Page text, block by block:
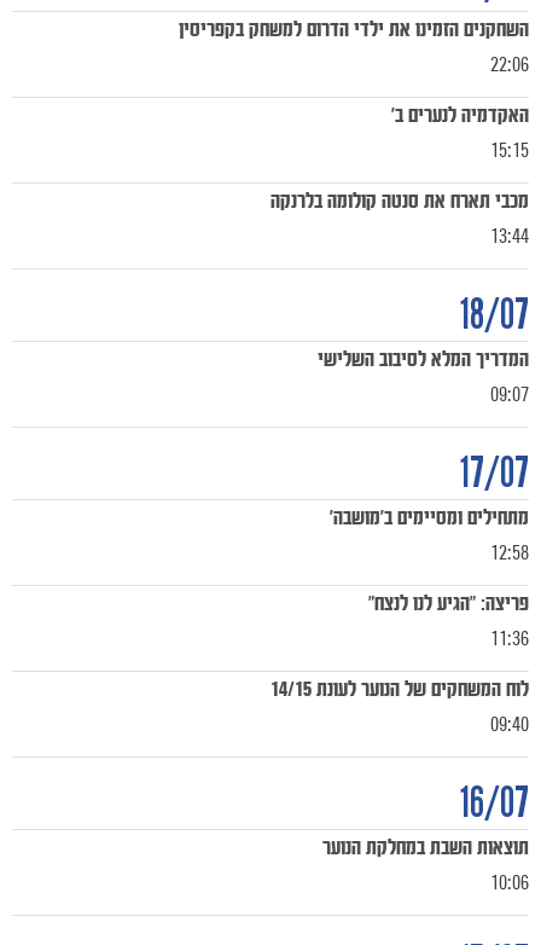
משחקים
ותוצאות
22:06
השחקנים הזמינו את ילדי הדרום למשחק בקפריסין
15:15
האקדמיה לנערים ב'
13:44
מכבי תארח את סנטה קולומה בלרנקה
18/07
09:07
המדריך המלא לסיבוב השלישי
17/07
12:58
מתחילים ומסיימים ב'מושבה'
11:36
פריצה: "הגיע לנו לנצח"
09:40
לוח המשחקים של הנוער לעונת 14/15
16/07
10:06
תוצאות השבת במחלקת הנוער